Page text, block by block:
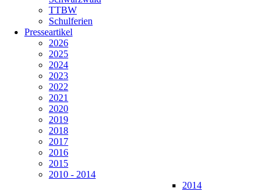
TTBW
Schulferien
Presseartikel
2026
2025
2024
2023
2022
2021
2020
2019
2018
2017
2016
2015
2010 - 2014
2014